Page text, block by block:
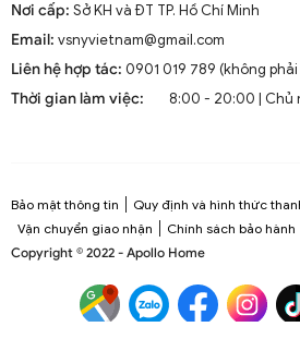
Nơi cấp: Sở KH và ĐT TP. Hồ Chí Minh
Email: vsnyvietnam@gmail.com
Liên hệ hợp tác: 0901 019 789 (không
Thời gian làm việc:
8:00 - 20:00 | Chủ
Bảo mật thông tin
Quy định và hình thức
Vận chuyển giao nhận
Chính sách bảo hành
Copyright © 2022 - Apollo Home